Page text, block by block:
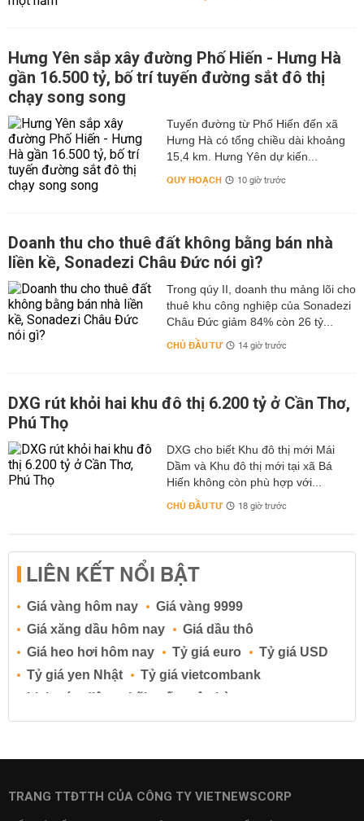
Hưng Yên sắp xây đường Phố Hiến - Hưng Hà
gần 16.500 tỷ, bố trí tuyến đường sắt đô thị
chạy song song
Tuyến đường từ Phố Hiến đến xã
Hưng Hà có tổng chiều dài khoảng
15,4 km. Hưng Yên dự kiến...
QUY HOẠCH 10 giờ trước
Doanh thu cho thuê đất không bằng bán nhà
liền kề, Sonadezi Châu Đức nói gì?
Trong qúy II, doanh thu mảng lõi cho
thuê khu công nghiệp của Sonadezi
Châu Đức giảm 84% còn 26 tỷ...
CHỦ ĐẦU TƯ 14 giờ trước
DXG rút khỏi hai khu đô thị 6.200 tỷ ở Cần Thơ,
Phú Thọ
DXG cho biết Khu đô thị mới Mái
Dầm và Khu đô thị mới tại xã Bá
Hiến không còn phù hợp với...
CHỦ ĐẦU TƯ 18 giờ trước
LIÊN KẾT NỔI BẬT
Giá vàng hôm nay
Giá vàng 9999
Giá xăng dầu hôm nay
Giá dầu thô
Giá heo hơi hôm nay
Tỷ giá euro
Tỷ giá USD
Tỷ giá yen Nhật
Tỷ giá vietcombank
Lịch cúp điện
Lãi suất ngân hàng
Lãi suất tiết kiệm
Lãi suất tiền gửi
Lãi suất ngân hàng BIDV
TRANG TTĐTTH CỦA CÔNG TY VIETNEWSCORP